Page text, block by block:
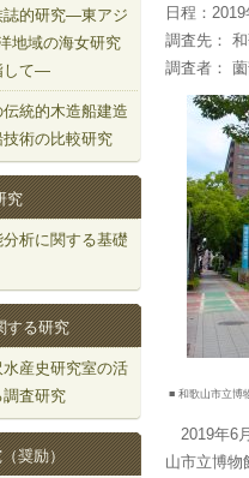
日程：
調査先：
調査者：
■ 和歌山市立
2019年6
山市立博物
誌的研究—東アジ
地域の海女研究
して—
統的木造船建造
術の比較研究
究
分析に関する基礎
する研究
産史研究室の活
査研究
奨励）